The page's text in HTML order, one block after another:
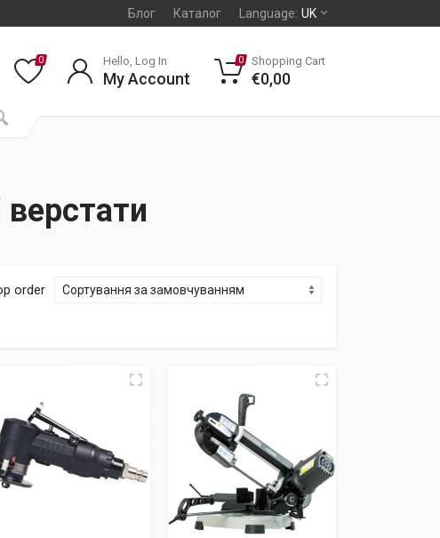
Блог Каталог Language: UK
0 Hello, Log In
My Account
0 Shopping Cart
€0,00
верстати
order